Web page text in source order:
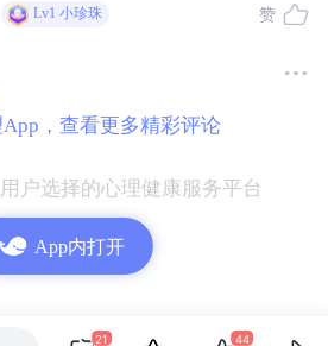
个人关系十分亲密，我们的一言一
，这使得我们和恋人之间的区别变
被视为了“自我”的一部分[4]。
部分自我，让我们的“自我”产生了
究竟是一个怎样的人。这种自我定
Lv1 小珍珠 赞
，查看更多精彩评论
户选择的心理健康服务平台
21 44
App内打开